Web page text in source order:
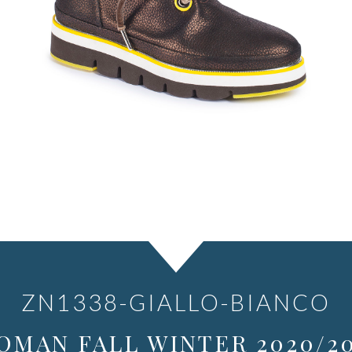
ZN1338-GIALLO-BIANCO
FALL WINTER 2020/